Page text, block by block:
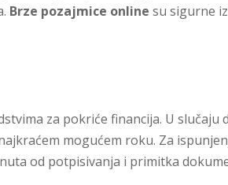
Brze pozajmice online su sigurne
za pokriće financija. U slučaju
mogućem roku. Za
od potpisivanja i primitka